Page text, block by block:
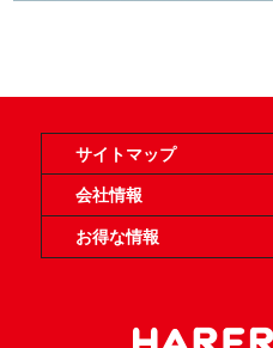
サイトマップ
オンラインショップ
買取
記事
選手一覧
デッキ検索
デッキ構築
イベント・大会
店舗のご案内
お問い合わせ
ヘルプ
FAQ
会社情報
利用規約
スタッフ募集
特定商取引法表示
個人情報保護方針
企業情報
お得な情報